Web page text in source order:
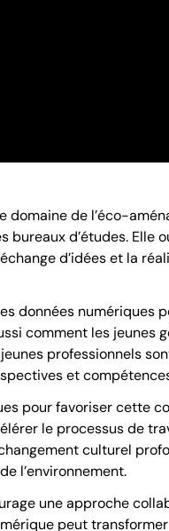
domaine de l’éco-
d’études. Elle
d’idées et la
données numériques
comment les jeunes
professionnels
et
pour favoriser cette
le processus de
culturel
l’environnement.
une approche
peut